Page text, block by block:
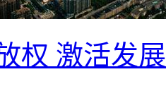
权 激活发